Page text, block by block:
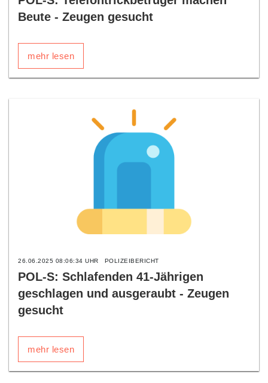
Beute - Zeugen gesucht
mehr lesen
26.06.2025 08:06:34 UHR POLIZEIBERICHT
POL-S: Schlafenden 41-Jährigen
geschlagen und ausgeraubt - Zeugen
gesucht
mehr lesen